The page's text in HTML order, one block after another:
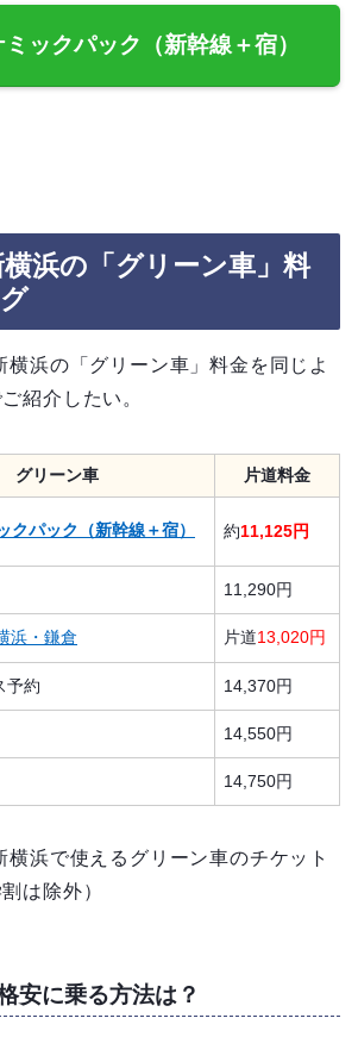
ックパック（新幹線＋宿）
浜の「グリーン車」料
横浜の「グリーン車」料金を同じよ
紹介したい。
グリーン車 片道料金
クパック（新幹線＋宿） 約11,125円
11,290円
浜・鎌倉 片道13,020円
予約 14,370円
14,550円
14,750円
横浜で使えるグリーン車のチケット
は除外）
安に乗る方法は？